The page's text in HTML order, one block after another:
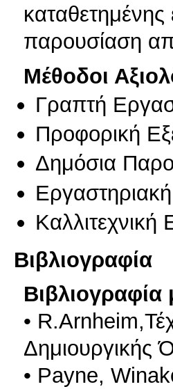
παρουσίαση
Μέθοδοι
Γραπτή
Προφορική
Δημόσια
Καλλιτεχνική
Βιβλιογραφία
•
Δημιουργικής
• Payne,